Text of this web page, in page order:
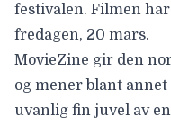
festivalen. Filmen
fredagen, 20 mars.
MovieZine gir den
og mener blant
uvanlig fin juvel av